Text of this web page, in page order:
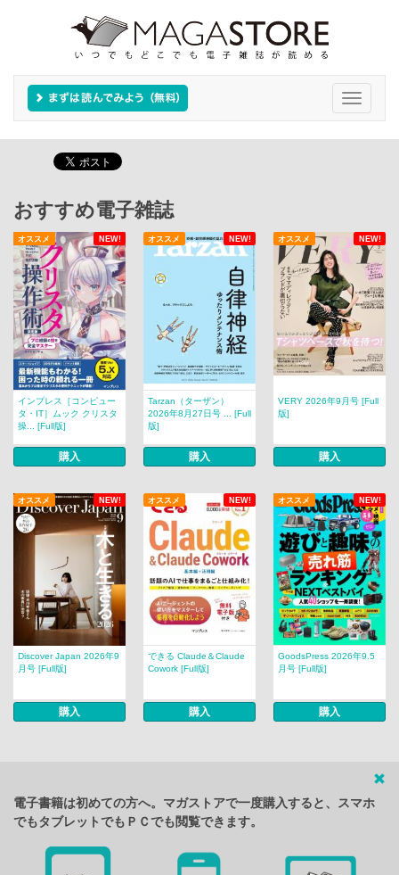
Toggle
おすすめ電子雑誌
NEW!
オススメ NEW!
オススメ NEW!
オススメ
インプレス［コンピュー
タ・IT］ムック クリスタ
操... [Full版]
購入
Tarzan（ターザン）
2026年8月27日号 ... [Full
版]
購入
VERY 2026年9月号 [Full
版]
購入
NEW!
オススメ NEW!
オススメ NEW!
オススメ
Discover Japan 2026年9
月号 [Full版]
購入
できる Claude＆Claude
Cowork [Full版]
購入
GoodsPress 2026年9.5
月号 [Full版]
購入
電子書籍は初めての方へ。マガストアで一度購入すると、スマホ
でもタブレットでもＰＣでも閲覧できます。